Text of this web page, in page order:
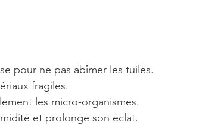
pour ne pas abîmer les tuiles.
fragiles.
les micro-organismes.
et prolonge son éclat.